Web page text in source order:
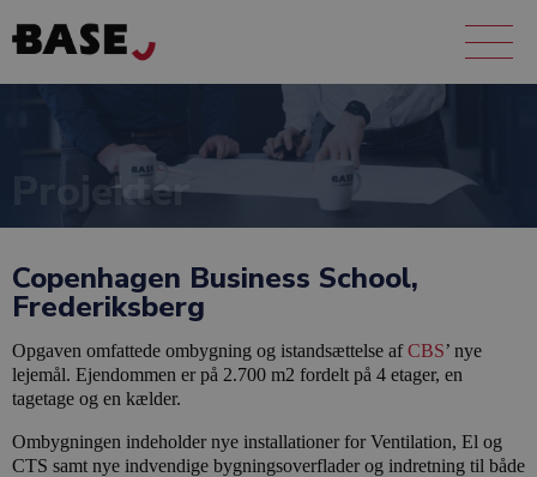
Projekter
Copenhagen Business School,
Frederiksberg
Opgaven omfattede ombygning og istandsættelse afCBS’ nye
lejemål. Ejendommen er på 2.700 m2 fordelt på 4 etager, en
tagetage og en kælder.
Ombygningen indeholder nye installationer for Ventilation, El og
CTS samt nye indvendige bygningsoverflader og indretning til både